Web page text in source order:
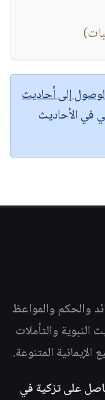
إلى أحاديث
في الأحاديث
والحكم والمواعظ
النبوية والتأملات
الإيمانية المتنوعة.
على تزكية في